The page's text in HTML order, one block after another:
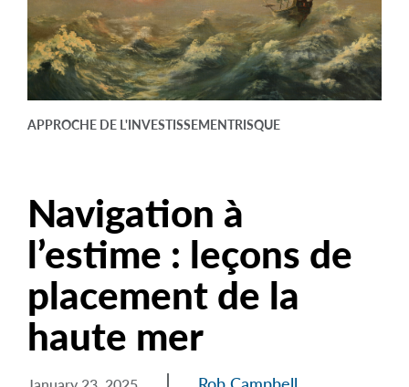
À propos arrow_right
Carrières
Nous joindre
APPROCHE DE L'INVESTISSEMENTRISQUE
Navigation à
l’estime : leçons de
placement de la
haute mer